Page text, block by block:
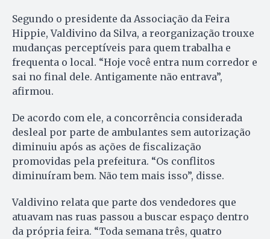
Segundo o presidente da Associação da Feira
Hippie, Valdivino da Silva, a reorganização trouxe
mudanças perceptíveis para quem trabalha e
frequenta o local. “Hoje você entra num corredor e
sai no final dele. Antigamente não entrava”,
afirmou.
De acordo com ele, a concorrência considerada
desleal por parte de ambulantes sem autorização
diminuiu após as ações de fiscalização
promovidas pela prefeitura. “Os conflitos
diminuíram bem. Não tem mais isso”, disse.
Valdivino relata que parte dos vendedores que
atuavam nas ruas passou a buscar espaço dentro
da própria feira. “Toda semana três, quatro